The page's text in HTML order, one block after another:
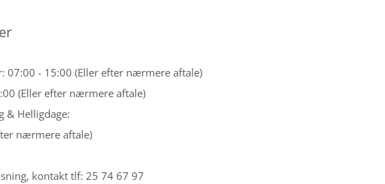
07:00 - 15:00 (Eller efter nærmere aftale)
(Eller efter nærmere aftale)
& Helligdage:
nærmere aftale)
kontakt tlf: 25 74 67 97